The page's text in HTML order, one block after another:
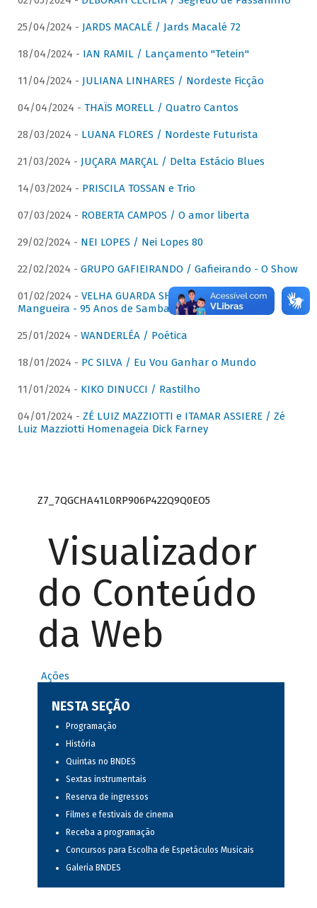
25/04/2024 - JARDS MACALÉ / Jards Macalé 72
18/04/2024 - IAN RAMIL / Lançamento "Tetein"
11/04/2024 - JULIANA LINHARES / Nordeste Ficção
04/04/2024 - THAÏS MORELL / Quatro Cantos
28/03/2024 - LUANA FLORES / Nordeste Futurista
21/03/2024 - JUÇARA MARÇAL / Delta Estácio Blues
14/03/2024 - PRISCILA TOSSAN e Trio
07/03/2024 - ROBERTA CAMPOS / O amor liberta
29/02/2024 - NEI LOPES / Nei Lopes 80
22/02/2024 - GRUPO GAFIEIRANDO / Gafieirando - O Show
01/02/2024 - VELHA GUARDA SHOW DA MANGUEIRA /
Mangueira - 95 Anos de Samba
25/01/2024 - WANDERLÉA / Poética
18/01/2024 - PC SILVA / Eu Vou Ganhar o Mundo
11/01/2024 - KIKO DINUCCI / Rastilho
04/01/2024 - ZÉ LUIZ MAZZIOTTI e ITAMAR ASSIERE / Zé
Luiz Mazziotti Homenageia Dick Farney
Z7_7QGCHA41L0RP906P422Q9Q0EO5
Visualizador
do Conteúdo
da Web
Ações
NESTA SEÇÃO
Programação
História
Quintas no BNDES
Sextas instrumentais
Reserva de ingressos
Filmes e festivais de cinema
Receba a programação
Concursos para Escolha de Espetáculos Musicais
Galeria BNDES